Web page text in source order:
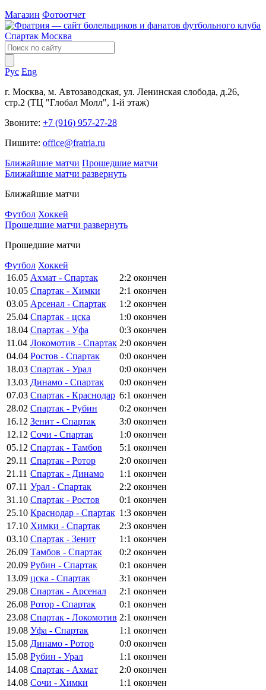
Магазин Фотоотчет
Рус Eng
г. Москва, м. Автозаводская, ул. Ленинская слобода, д.26,
стр.2 (ТЦ "Глобал Молл", 1-й этаж)
Звоните: +7 (916) 957-27-28
Пишите: office@fratria.ru
Ближайшие матчи Прошедшие матчи
Ближайшие матчи развернуть
Ближайшие матчи
Футбол Хоккей
Прошедшие матчи развернуть
Прошедшие матчи
Футбол Хоккей
16.05 Ахмат - Спартак 2:2 окончен
10.05 Спартак - Химки 2:1 окончен
03.05 Арсенал - Спартак 1:2 окончен
25.04 Спартак - цска 1:0 окончен
18.04 Спартак - Уфа 0:3 окончен
11.04 Локомотив - Спартак 2:0 окончен
04.04 Ростов - Спартак 0:0 окончен
18.03 Спартак - Урал 0:0 окончен
13.03 Динамо - Спартак 0:0 окончен
07.03 Спартак - Краснодар 6:1 окончен
28.02 Спартак - Рубин 0:2 окончен
16.12 Зенит - Спартак 3:0 окончен
12.12 Сочи - Спартак 1:0 окончен
05.12 Спартак - Тамбов 5:1 окончен
29.11 Спартак - Ротор 2:0 окончен
21.11 Спартак - Динамо 1:1 окончен
07.11 Урал - Спартак 2:2 окончен
31.10 Спартак - Ростов 0:1 окончен
25.10 Краснодар - Спартак 1:3 окончен
17.10 Химки - Спартак 2:3 окончен
03.10 Спартак - Зенит 1:1 окончен
26.09 Тамбов - Спартак 0:2 окончен
20.09 Рубин - Спартак 0:1 окончен
13.09 цска - Спартак 3:1 окончен
29.08 Спартак - Арсенал 2:1 окончен
26.08 Ротор - Спартак 0:1 окончен
23.08 Спартак - Локомотив 2:1 окончен
19.08 Уфа - Спартак 1:1 окончен
15.08 Динамо - Ротор 0:0 окончен
15.08 Рубин - Урал 1:1 окончен
14.08 Спартак - Ахмат 2:0 окончен
14.08 Сочи - Химки 1:1 окончен